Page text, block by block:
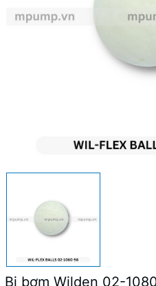
Bi bơm Wilden 02-